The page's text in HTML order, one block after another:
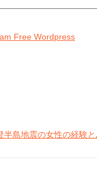
Free Wordpress
半島地震の女性の経験